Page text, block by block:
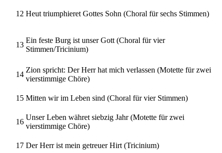
12 Heut triumphieret Gottes Sohn (Choral für sechs Stimmen)
13
Ein feste Burg ist unser Gott (Choral für vier
Stimmen/Tricinium)
14
Zion spricht: Der Herr hat mich verlassen (Motette für zwei
vierstimmige Chöre)
15 Mitten wir im Leben sind (Choral für vier Stimmen)
16
Unser Leben währet siebzig Jahr (Motette für zwei
vierstimmige Chöre)
17 Der Herr ist mein getreuer Hirt (Tricinium)